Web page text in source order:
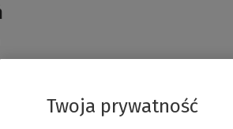
Twoja prywatność